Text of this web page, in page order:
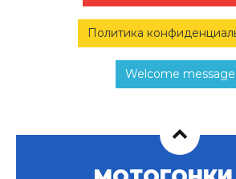
Политика
Welcome message